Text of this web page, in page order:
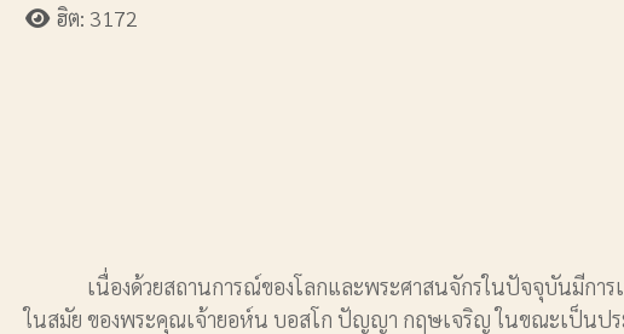
ฮิต: 3172
เนื่องด้วยสถานการณ์ของโลกและพระศาสนจักรในปัจจุบันมีการเ
ในสมัย ของพระคุณเจ้ายอห์น บอสโก ปัญญา กฤษเจริญ ในขณะเป็นป